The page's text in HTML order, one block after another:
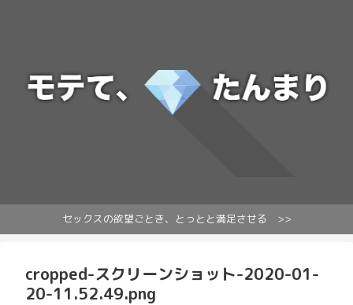
セックスの欲望ごとき、とっとと満足させる >>
cropped-スクリーンショット-2020-01-
20-11.52.49.png